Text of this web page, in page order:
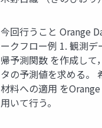
今回行うこと Orange
ークフロー例 1. 観測デ
帰予測関数 を作成して
タの予測値を求める。
材料への適用 を
用いて行う。